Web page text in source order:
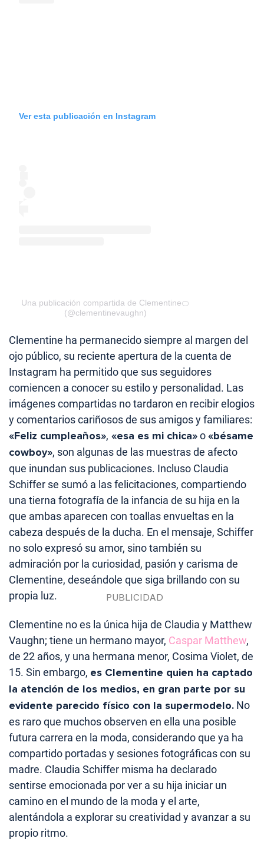
Ver esta publicación en Instagram
Una publicación compartida de Clementine🍊
(@clementinevaughn)
Clementine ha permanecido siempre al margen del
ojo público, su reciente apertura de la cuenta de
Instagram ha permitido que sus seguidores
comiencen a conocer su estilo y personalidad. Las
imágenes compartidas no tardaron en recibir elogios
y comentarios cariñosos de sus amigos y familiares:
«Feliz cumpleaños», «esa es mi chica»o«bésame
cowboy», son algunas de las muestras de afecto
que inundan sus publicaciones. Incluso Claudia
Schiffer se sumó a las felicitaciones, compartiendo
una tierna fotografía de la infancia de su hija en la
que ambas aparecen con toallas envueltas en la
cabeza después de la ducha. En el mensaje, Schiffer
no solo expresó su amor, sino también su
admiración por la curiosidad, pasión y carisma de
Clementine, deseándole que siga brillando con su
propia luz.
Clementine no es la única hija de Claudia y Matthew
Vaughn; tiene un hermano mayor, Caspar Matthew,
de 22 años, y una hermana menor, Cosima Violet, de
15. Sin embargo, es Clementine quien ha captado
la atención de los medios, en gran parte por su
evidente parecido físico con la supermodelo. No
es raro que muchos observen en ella una posible
futura carrera en la moda, considerando que ya ha
compartido portadas y sesiones fotográficas con su
madre. Claudia Schiffer misma ha declarado
sentirse emocionada por ver a su hija iniciar un
camino en el mundo de la moda y el arte,
alentándola a explorar su creatividad y avanzar a su
propio ritmo.